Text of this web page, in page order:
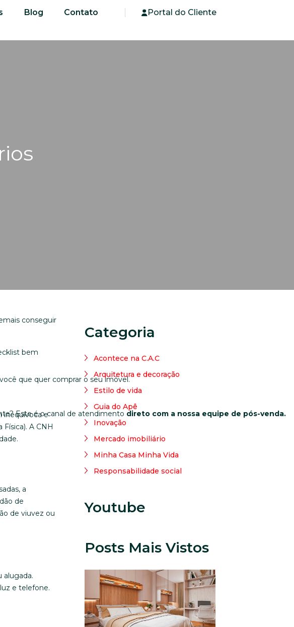
Blog Contato Portal do Cliente
que quer comprar o seu imóvel.
Este é o canal de atendimento direto com a nossa equipe de pós-venda.
conseguir
bem
inequívoca e
A CNH
a
de
de viuvez ou
alugada.
e telefone.
Categoria
Acontece na C.A.C
Arquitetura e decoração
Estilo de vida
Guia do Apê
Inovação
Mercado imobiliário
Minha Casa Minha Vida
Responsabilidade social
Youtube
Posts Mais Vistos